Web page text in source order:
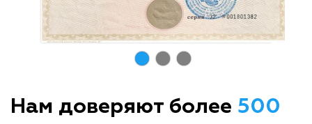
Нам доверяют более 500